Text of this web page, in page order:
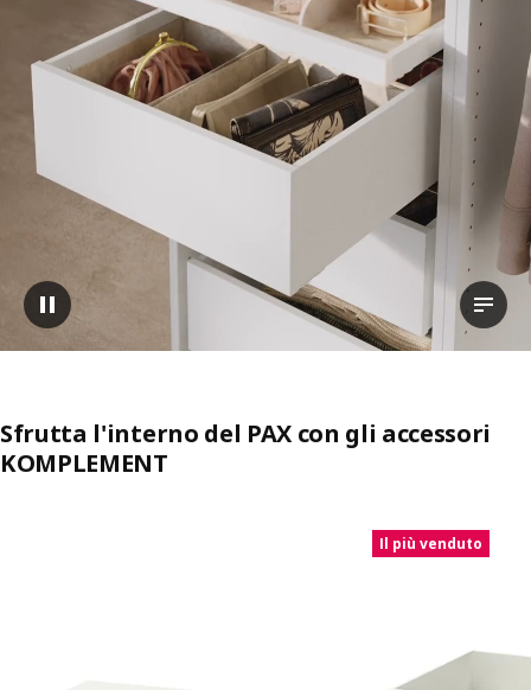
Sospendi video
Sfrutta l'interno del PAX con gli accessori
KOMPLEMENT
Il più venduto